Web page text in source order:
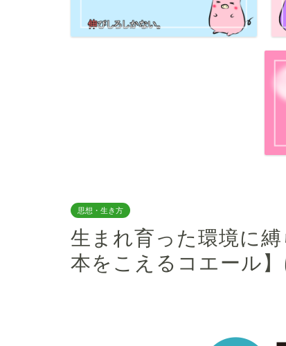
思想・生き方
生まれ育った環境に
本をこえるコエール